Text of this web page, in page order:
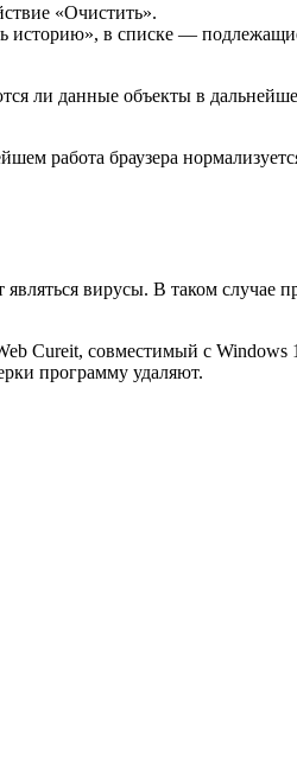
«Очистить».
историю», в списке —
ли данные объекты в
работа браузера
вирусы. В таком случае
Cureit, совместимый с Windows
программу удаляют.